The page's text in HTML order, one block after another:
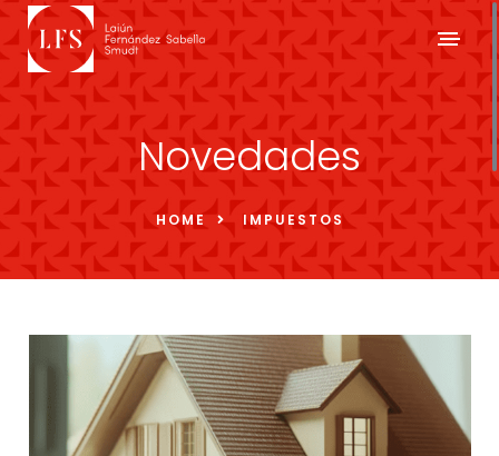
Novedades
HOME IMPUESTOS